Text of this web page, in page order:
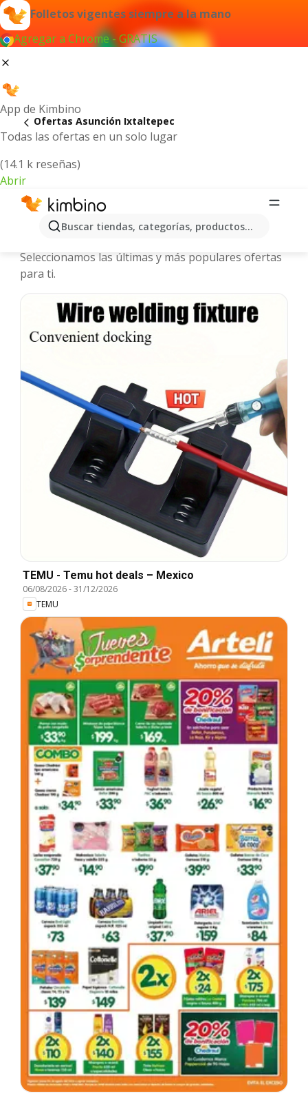
Folletos vigentes siempre a la mano
Agregar a Chrome - GRATIS
App de Kimbino
Todas las ofertas en un solo lugar
(14.1 k reseñas)
Abrir
Buscar tiendas, categorías, productos...
Ofertas Asunción Ixtaltepec
Asunción Ixtaltepec - Folletos y
Seleccionamos las últimas y más populares ofertas
para ti.
TEMU - Temu hot deals – Mexico
06/08/2026-31/12/2026
TEMU